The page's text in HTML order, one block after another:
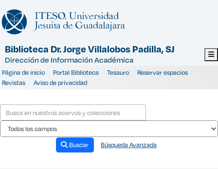
Biblioteca Dr. Jorge Villalobos Padilla, SJ
Dirección de Información Académica
Página de inicio Portal Biblioteca Tesauro
Reservar espacios
Revistas
Aviso de privacidad
Buscar Búsqueda Avanzada